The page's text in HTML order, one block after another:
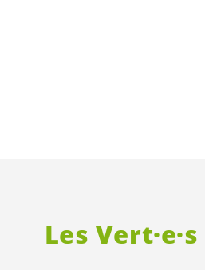
Les Vert·e·s